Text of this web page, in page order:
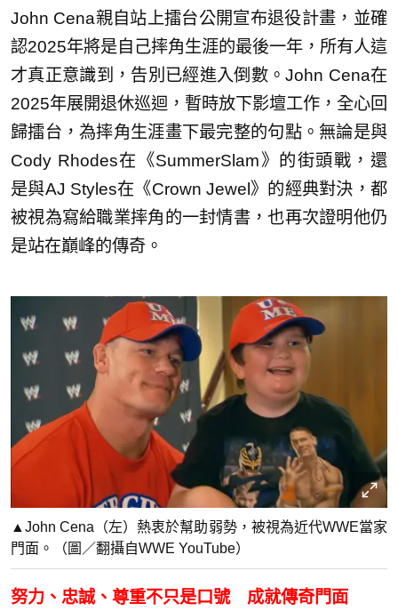
John Cena親自站上擂台公開宣布退役計畫，並確
認2025年將是自己摔角生涯的最後一年，所有人這
才真正意識到，告別已經進入倒數。John Cena在
2025年展開退休巡迴，暫時放下影壇工作，全心回
歸擂台，為摔角生涯畫下最完整的句點。無論是與
Cody Rhodes在《SummerSlam》的街頭戰，還
是與AJ Styles在《Crown Jewel》的經典對決，都
被視為寫給職業摔角的一封情書，也再次證明他仍
是站在巔峰的傳奇。
▲John Cena（左）熱衷於幫助弱勢，被視為近代WWE當家
門面。（圖／翻攝自WWE YouTube）
努力、忠誠、尊重不只是口號 成就傳奇門面